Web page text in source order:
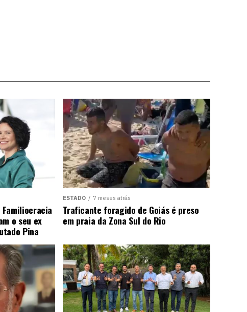
o seu ex
Pina
ESTADO 7 meses atrás
Traficante foragido de Goiás é preso
em praia da Zona Sul do Rio